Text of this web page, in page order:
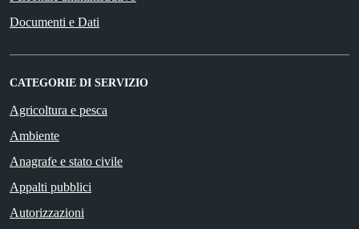
Documenti e Dati
CATEGORIE DI SERVIZIO
Agricoltura e pesca
Ambiente
Anagrafe e stato civile
Appalti pubblici
Autorizzazioni